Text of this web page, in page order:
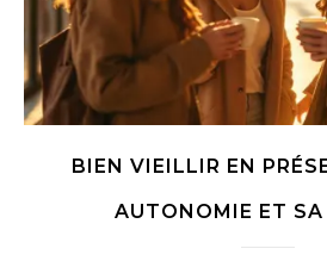
BIEN VIEILLIR EN
AUTONOMIE ET SA